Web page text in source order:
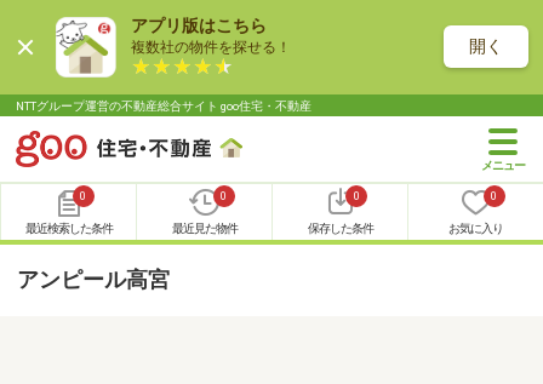
アプリ版はこちら
複数社の物件を探せる！ 開く
NTTグループ運営の不動産総合サイト goo住宅・不動産
0
最近検索した条件
0
最近見た物件
0
保存した条件
0
お気に入り
アンピール高宮